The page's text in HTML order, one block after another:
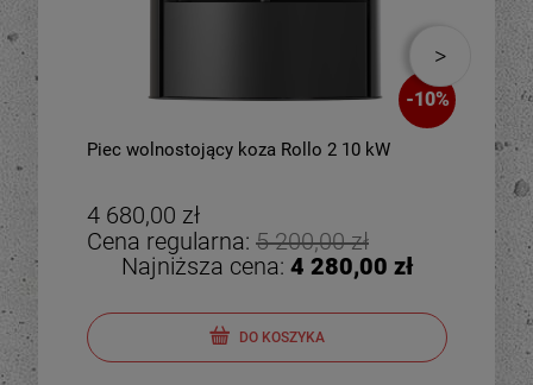
-10%
Piec wolnostojący koza Rollo 2 10 kW
4 680,00 zł
Cena regularna: 5 200,00 zł
Najniższa cena: 4 280,00 zł
DO KOSZYKA
4